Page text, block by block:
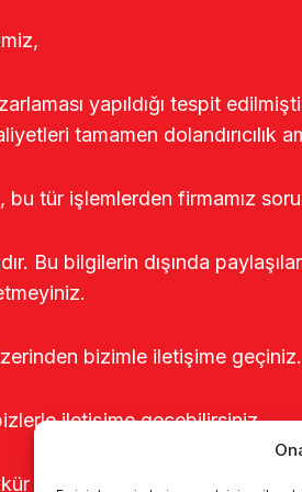
yapıldığı tespit
tamamen dolandırıcılık
tür işlemlerden firmamız
Bu bilgilerin dışında
bizimle iletişime geçiniz.
iletişime geçebilirsiniz.
ederiz.